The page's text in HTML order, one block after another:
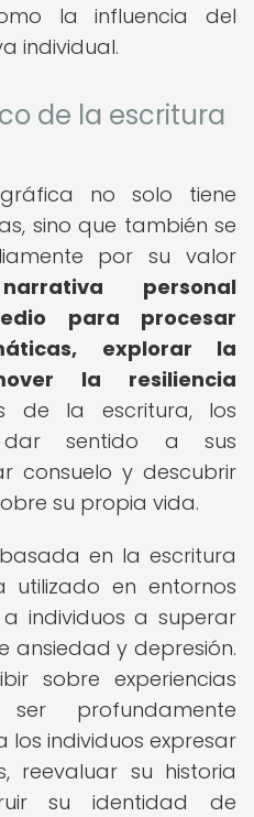
la influencia del
individual.
de la escritura
no solo tiene
sino que también se
por su valor
personal
para procesar
explorar la
la resiliencia
de la escritura, los
dar sentido a sus
consuelo y descubrir
su propia vida.
en la escritura
utilizado en entornos
individuos a superar
ansiedad y depresión.
sobre experiencias
profundamente
individuos expresar
reevaluar su historia
su identidad de